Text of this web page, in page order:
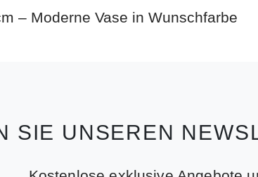
SIE UNSEREN